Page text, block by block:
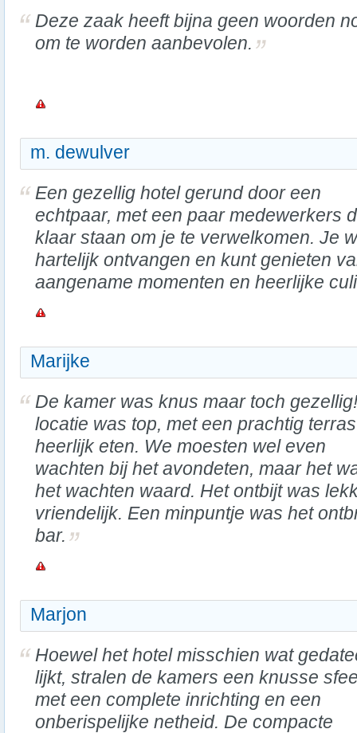
Deze zaak heeft bijna geen woorden
om te worden aanbevolen.
m. dewulver
Een gezellig hotel gerund door een
echtpaar, met een paar medewerkers
klaar staan om je te verwelkomen. Je
hartelijk ontvangen en kunt genieten
aangename momenten en heerlijke
Marijke
De kamer was knus maar toch
locatie was top, met een prachtig
heerlijk eten. We moesten wel even
wachten bij het avondeten, maar het
het wachten waard. Het ontbijt was
vriendelijk. Een minpuntje was het
bar.
Marjon
Hoewel het hotel misschien wat
lijkt, stralen de kamers een knusse
met een complete inrichting en een
onberispelijke netheid. De compacte